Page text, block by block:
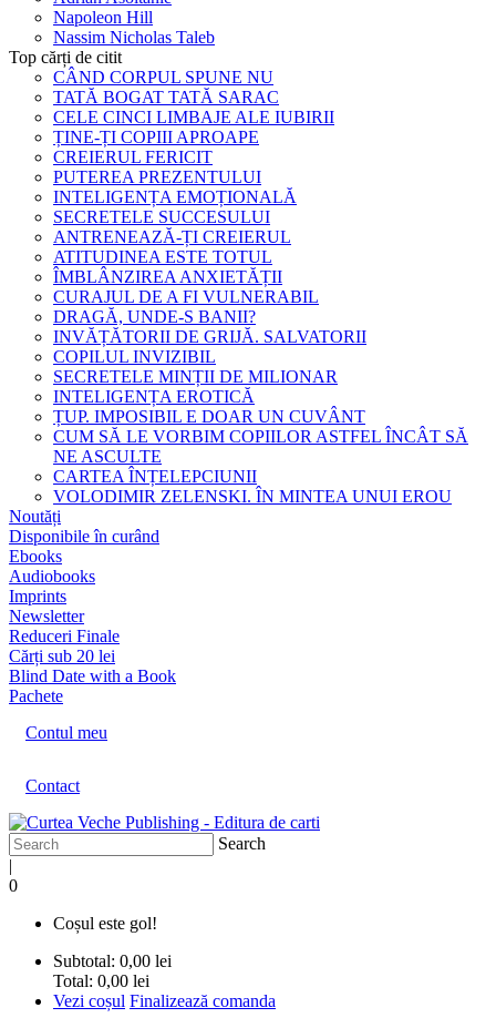
Napoleon Hill
Nassim Nicholas Taleb
Top cărți de citit
CÂND CORPUL SPUNE NU
TATĂ BOGAT TATĂ SARAC
CELE CINCI LIMBAJE ALE IUBIRII
ȚINE-ȚI COPIII APROAPE
CREIERUL FERICIT
PUTEREA PREZENTULUI
INTELIGENȚA EMOȚIONALĂ
SECRETELE SUCCESULUI
ANTRENEAZĂ-ȚI CREIERUL
ATITUDINEA ESTE TOTUL
ÎMBLÂNZIREA ANXIETĂȚII
CURAJUL DE A FI VULNERABIL
DRAGĂ, UNDE-S BANII?
INVĂȚĂTORII DE GRIJĂ. SALVATORII
COPILUL INVIZIBIL
SECRETELE MINȚII DE MILIONAR
INTELIGENȚA EROTICĂ
ȚUP. IMPOSIBIL E DOAR UN CUVÂNT
CUM SĂ LE VORBIM COPIILOR ASTFEL ÎNCÂT SĂ
NE ASCULTE
CARTEA ÎNȚELEPCIUNII
VOLODIMIR ZELENSKI. ÎN MINTEA UNUI EROU
Noutăți
Disponibile în curând
Ebooks
Audiobooks
Imprints
Newsletter
Reduceri Finale
Cărți sub 20 lei
Blind Date with a Book
Pachete
Contul meu
Contact
Search
|
0
Coșul este gol!
Subtotal: 0,00 lei
Total: 0,00 lei
Vezi coșul Finalizează comanda